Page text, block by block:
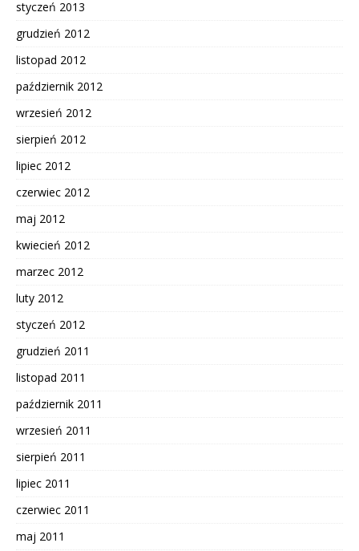
styczeń 2013
grudzień 2012
listopad 2012
październik 2012
wrzesień 2012
sierpień 2012
lipiec 2012
czerwiec 2012
maj 2012
kwiecień 2012
marzec 2012
luty 2012
styczeń 2012
grudzień 2011
listopad 2011
październik 2011
wrzesień 2011
sierpień 2011
lipiec 2011
czerwiec 2011
maj 2011